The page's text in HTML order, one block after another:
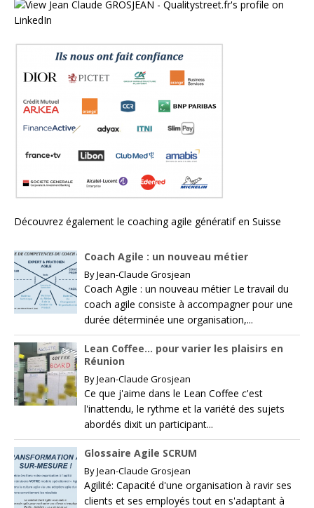
Découvrez également le coaching agile génératif en Suisse
Coach Agile : un nouveau métier
ByJean-Claude Grosjean
Coach Agile : un nouveau métier Le travail du
coach agile consiste à accompagner pour une
durée déterminée une organisation,...
Lean Coffee… pour varier les plaisirs en
Réunion
ByJean-Claude Grosjean
Ce que j'aime dans le Lean Coffee c'est
l'inattendu, le rythme et la variété des sujets
abordés dixit un participant...
Glossaire Agile SCRUM
ByJean-Claude Grosjean
Agilité: Capacité d'une organisation à ravir ses
clients et ses employés tout en s'adaptant à